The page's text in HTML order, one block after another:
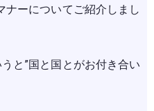
ナーについてご紹介しまし
と”国と国とがお付き合い